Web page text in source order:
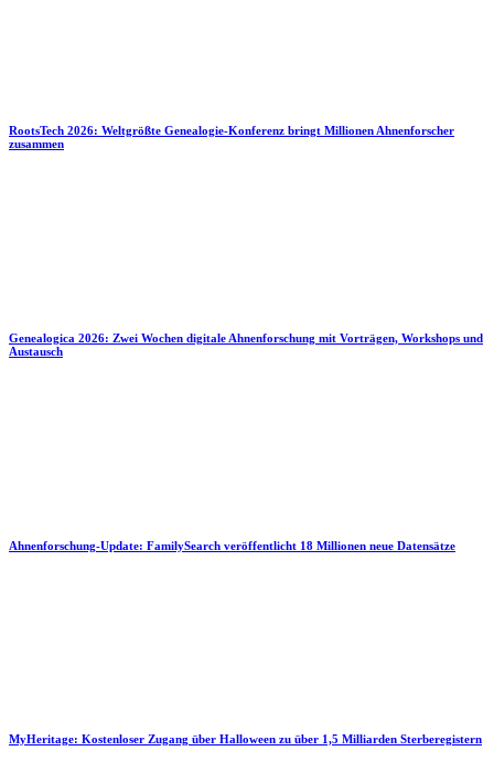
RootsTech 2026: Weltgrößte Genealogie-Konferenz bringt Millionen Ahnenforscher
zusammen
Genealogica 2026: Zwei Wochen digitale Ahnenforschung mit Vorträgen, Workshops und
Austausch
Ahnenforschung-Update: FamilySearch veröffentlicht 18 Millionen neue Datensätze
MyHeritage: Kostenloser Zugang über Halloween zu über 1,5 Milliarden Sterberegistern